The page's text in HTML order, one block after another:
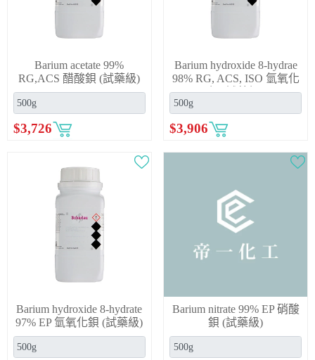
Barium acetate 99%
RG,ACS 醋酸鋇 (試藥級)
$3,726
Barium hydroxide 8-hydrae
98% RG, ACS, ISO 氫氧化
鋇 (試藥級)
$3,906
Barium hydroxide 8-hydrate
97% EP 氫氧化鋇 (試藥級)
Barium nitrate 99% EP 硝酸
鋇 (試藥級)